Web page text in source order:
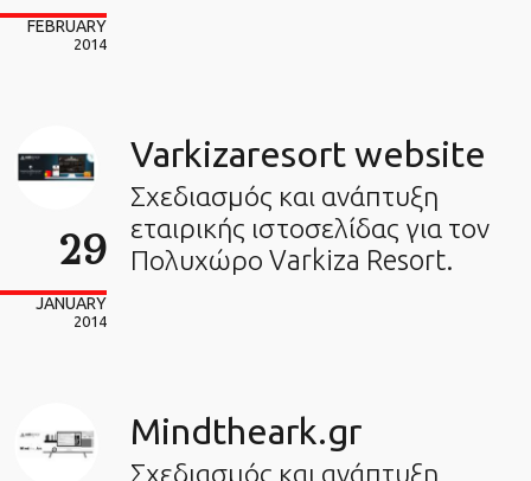
FEBRUARY
2014
29
JANUARY
2014
Varkizaresort website
Σχεδιασμός και ανάπτυξη
εταιρικής ιστοσελίδας για τον
Πολυχώρο Varkiza Resort.
Mindtheark.gr
Σχεδιασμός και ανάπτυξη